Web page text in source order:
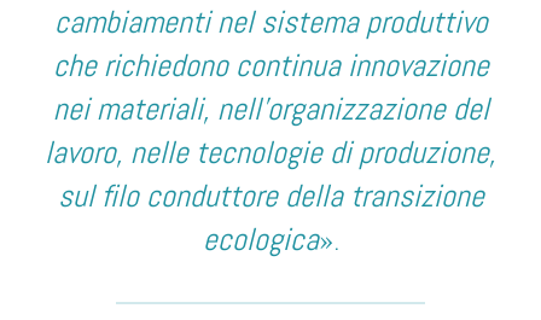
cambiamenti nel sistema produttivo
che richiedono continua innovazione
nei materiali, nell’organizzazione del
lavoro, nelle tecnologie di produzione,
sul filo conduttore della transizione
ecologica».